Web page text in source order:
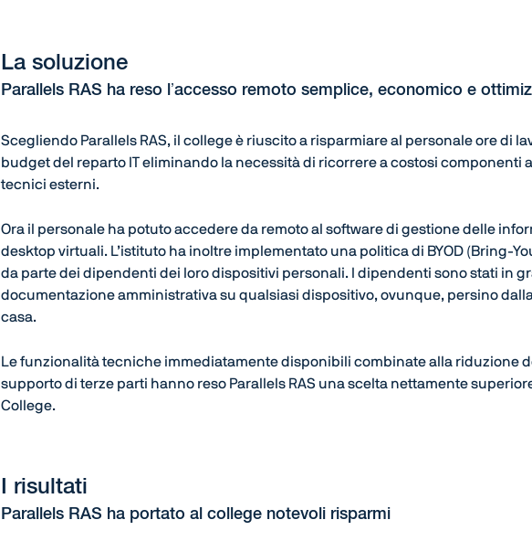
La soluzione
Parallels RAS ha reso l’accesso remoto semplice, economico e
Scegliendo Parallels RAS, il college è riuscito a risparmiare al personale ore di
budget del reparto IT eliminando la necessità di ricorrere a costosi componenti
tecnici esterni.
Ora il personale ha potuto accedere da remoto al software di gestione delle
desktop virtuali. L’istituto ha inoltre implementato una politica di BYOD (Bring-
da parte dei dipendenti dei loro dispositivi personali. I dipendenti sono stati in
documentazione amministrativa su qualsiasi dispositivo, ovunque, persino
casa.
Le funzionalità tecniche immediatamente disponibili combinate alla riduzione
supporto di terze parti hanno reso Parallels RAS una scelta nettamente superiore
College.
I risultati
Parallels RAS ha portato al college notevoli risparmi